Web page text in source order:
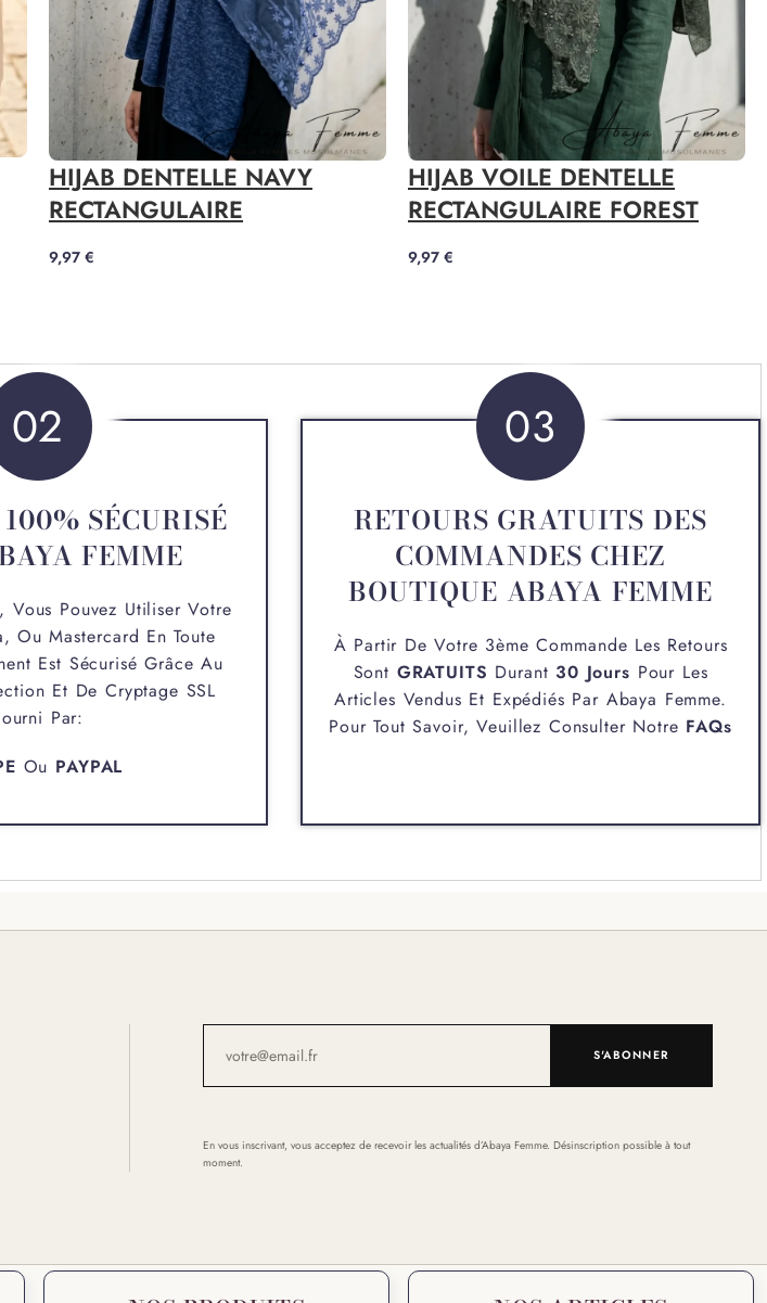
HIJAB DENTELLE NAVY
RECTANGULAIRE
9,97 €
HIJAB VOILE DENTELLE
RECTANGULAIRE FOREST
9,97 €
02
SÉCURISÉ
FEMME
Vous Pouvez Utiliser Votre
Ou Mastercard En Toute
Est Sécurisé Grâce Au
Et De Cryptage SSL
Par:
Ou PAYPAL
03
RETOURS GRATUITS DES
COMMANDES CHEZ
BOUTIQUE ABAYA FEMME
À Partir De Votre 3ème Commande Les Retours
Sont GRATUITS Durant 30 Jours Pour Les
Articles Vendus Et Expédiés Par Abaya Femme.
Pour Tout Savoir, Veuillez Consulter Notre FAQs
S'ABONNER
En vous inscrivant, vous acceptez de recevoir les actualités d’Abaya Femme. Désinscription possible à tout
moment.